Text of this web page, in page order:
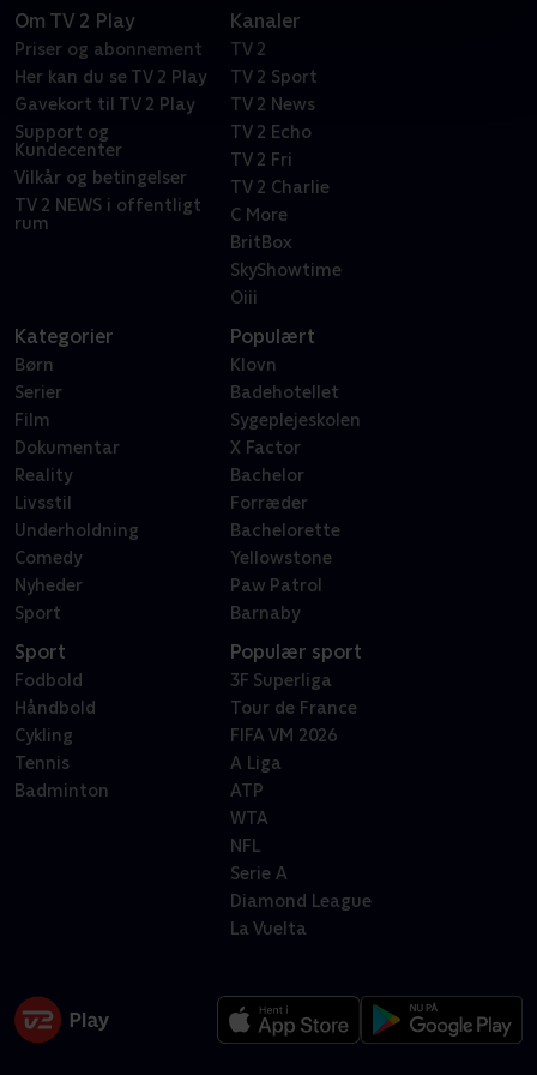
Om TV 2 Play
Priser og abonnement
Her kan du se TV 2 Play
Gavekort til TV 2 Play
Support og
Kundecenter
Vilkår og betingelser
TV 2 NEWS i offentligt
rum
Kanaler
TV 2
TV 2 Sport
TV 2 News
TV 2 Echo
TV 2 Fri
TV 2 Charlie
C More
BritBox
SkyShowtime
Oiii
Kategorier
Børn
Serier
Film
Dokumentar
Reality
Livsstil
Underholdning
Comedy
Nyheder
Sport
Populært
Klovn
Badehotellet
Sygeplejeskolen
X Factor
Bachelor
Forræder
Bachelorette
Yellowstone
Paw Patrol
Barnaby
Sport
Fodbold
Håndbold
Cykling
Tennis
Badminton
Populær sport
3F Superliga
Tour de France
FIFA VM 2026
A Liga
ATP
WTA
NFL
Serie A
Diamond League
La Vuelta